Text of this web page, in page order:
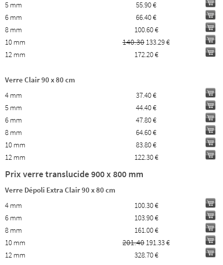
5 mm
55.90 €
6 mm
66.40 €
8 mm
100.60 €
10 mm
140.30 133.29 €
12 mm
172.20 €
Verre Clair 90 x 80 cm
4 mm
37.40 €
5 mm
44.40 €
6 mm
47.80 €
8 mm
64.60 €
10 mm
83.80 €
12 mm
122.30 €
Prix verre translucide 900 x 800 mm
Verre Dépoli Extra Clair 90 x 80 cm
4 mm
100.30 €
6 mm
103.90 €
8 mm
161.00 €
10 mm
201.40 191.33 €
12 mm
328.70 €